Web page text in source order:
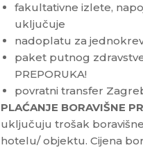
fakultativne izlete,
uključuje
nadoplatu za
paket putnog
PREPORUKA!
povratni transfer
PLAĆANJE BORAVIŠNE
uključuju trošak
hotelu/ objektu. Cijena